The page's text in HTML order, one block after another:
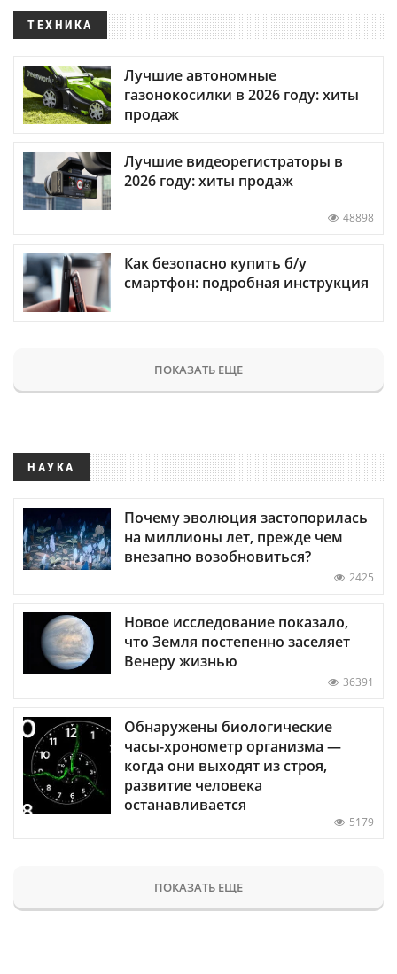
ТЕХНИКА
Лучшие автономные
газонокосилки в 2026 году: хиты
продаж
Лучшие видеорегистраторы в
2026 году: хиты продаж
48898
Как безопасно купить б/у
смартфон: подробная инструкция
ПОКАЗАТЬ ЕЩЕ
НАУКА
Почему эволюция застопорилась
на миллионы лет, прежде чем
внезапно возобновиться?
2425
Новое исследование показало,
что Земля постепенно заселяет
Венеру жизнью
36391
Обнаружены биологические
часы-хронометр организма —
когда они выходят из строя,
развитие человека
останавливается
5179
ПОКАЗАТЬ ЕЩЕ